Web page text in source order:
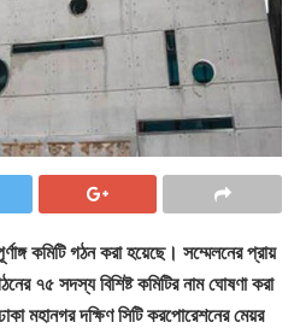
কমিটি গঠন করা হয়েছে। সম্মেলনের প্রায়
৭৫ সদস্য বিশিষ্ট কমিটির নাম ঘোষণা করা
দক্ষিণ সিটি করপোরেশনের মেয়র